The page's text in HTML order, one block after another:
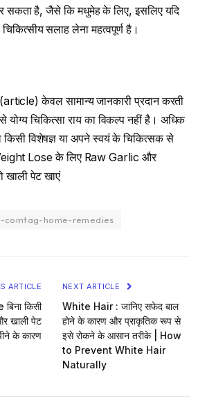
सकता है, जैसे कि मधुमेह के लिए, इसलिए यदि
सलाह लेना महत्वपूर्ण है।
केवल सामान्य जानकारी प्रदान करती
योग्य चिकित्सा राय का विकल्प नहीं है। अधिक
किसी विशेषज्ञ या अपने स्वयं के चिकित्सक से
Lose के लिए Raw Garlic और
पेट खाएं
comtag-home-remedies
ARTICLE
किसी
खाली पेट
के कारण
NEXT ARTICLE
White Hair : जानिए सफेद बाल
होने के कारण और प्राकृतिक रूप से
इसे रोकने के आसान तरीके | How
to Prevent White Hair
Naturally